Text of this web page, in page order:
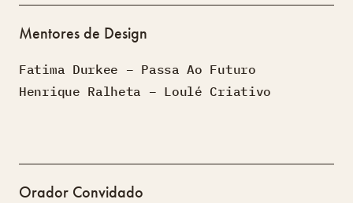
Mentores de Design
Fatima Durkee – Passa Ao Futuro
Henrique Ralheta – Loulé Criativo
Orador Convidado